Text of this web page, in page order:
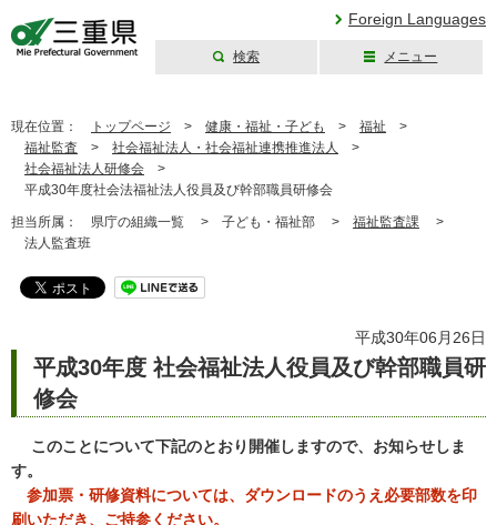
Foreign Languages
検索 メニュー
現在位置： トップページ > 健康・福祉・子ども > 福祉 >
福祉監査 > 社会福祉法人・社会福祉連携推進法人
>
社会福祉法人研修会 >
平成30年度社会法福祉法人役員及び幹部職員研修会
担当所属： 県庁の組織一覧 > 子ども・福祉部 > 福祉監査課 >
法人監査班
平成30年06月26日
平成30年度 社会福祉法人役員及び幹部職員研
修会
このことについて下記のとおり開催しますので、お知らせしま
す。
参加票・研修資料については、ダウンロードのうえ必要部数を印
刷いただき、ご持参ください。